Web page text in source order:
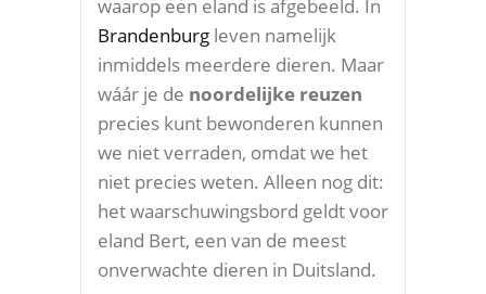
waarop een eland is afgebeeld. In
Brandenburg leven namelijk
inmiddels meerdere dieren. Maar
wáár je de noordelijke reuzen
precies kunt bewonderen kunnen
we niet verraden, omdat we het
niet precies weten. Alleen nog dit:
het waarschuwingsbord geldt voor
eland Bert, een van de meest
onverwachte dieren in Duitsland.